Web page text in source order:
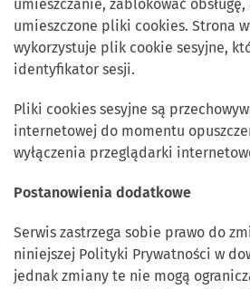
umieszczanie, zablokować
umieszczone pliki cookies. Strona
wykorzystuje plik cookie sesyjne,
identyfikator sesji.
Pliki cookies sesyjne są
internetowej do momentu
wyłączenia przeglądarki
Postanowienia dodatkowe
Serwis zastrzega sobie prawo do
niniejszej Polityki Prywatności w
jednak zmiany te nie mogą